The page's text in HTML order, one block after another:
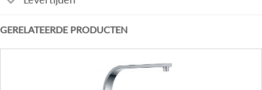
GERELATEERDE PRODUCTEN